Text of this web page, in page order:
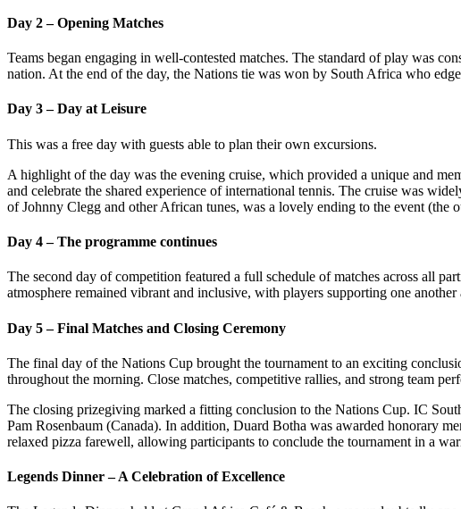
Day 2 – Opening Matches
Teams began engaging in well-contested matches. The standard of play was
nation. At the end of the day, the Nations tie was won by South Africa who
Day 3 – Day at Leisure
This was a free day with guests able to plan their own excursions.
A highlight of the day was the evening cruise, which provided a unique and
and celebrate the shared experience of international tennis. The cruise was
of Johnny Clegg and other African tunes, was a lovely ending to the event (the
Day 4 – The programme continues
The second day of competition featured a full schedule of matches across all
atmosphere remained vibrant and inclusive, with players supporting one
Day 5 – Final Matches and Closing Ceremony
The final day of the Nations Cup brought the tournament to an exciting
throughout the morning. Close matches, competitive rallies, and strong team
The closing prizegiving marked a fitting conclusion to the Nations Cup. IC
Pam Rosenbaum (Canada). In addition, Duard Botha was awarded honorary
relaxed pizza farewell, allowing participants to conclude the tournament in a
Legends Dinner – A Celebration of Excellence